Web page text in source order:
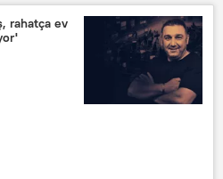
rahatça ev